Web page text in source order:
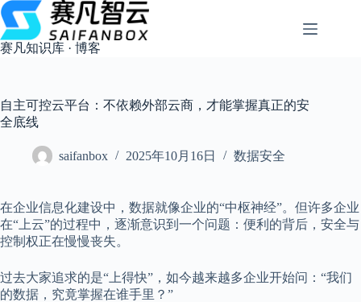
跳
过
内
容
赛凡知识库 · 博客
自主可控云平台：不依赖外部云商，才能掌握真正的安
全底线
saifanbox 2025年10月16日 数据安全
在企业信息化建设中，数据就像企业的“中枢神经”。但许多企业
在“上云”的过程中，逐渐意识到一个问题：便利的背后，安全与
控制权正在慢慢丧失。
过去大家追求的是“上得快”，如今越来越多企业开始问：“我们
的数据，究竟掌握在谁手里？”